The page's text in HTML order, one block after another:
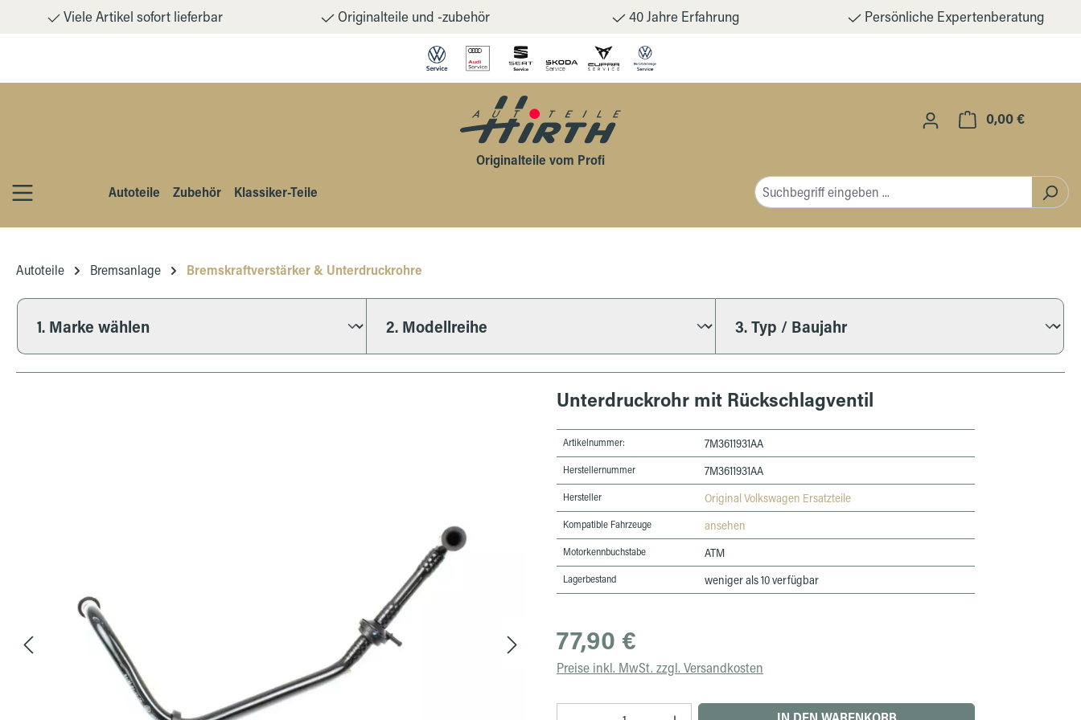
Hauptinhalt springen
Zur Suche springen
Zur Hauptnavigation springen
Viele Artikel sofort lieferbar Originalteile und -zubehör 40 Jahre Erfahrung Persönliche Expertenberatung
0,00 €
Originalteile vom Profi
Autoteile
Zubehör Klassiker-Teile
Autoteile Bremsanlage Bremskraftverstärker & Unterdruckrohre
Unterdruckrohr mit Rückschlagventil
Artikelnummer: 7M3611931AA
Herstellernummer 7M3611931AA
Hersteller Original Volkswagen Ersatzteile
Kompatible Fahrzeuge ansehen
Motorkenn­buchstabe ATM
Lagerbestand weniger als 10 verfügbar
Regulärer Preis:
77,90 €
Preise inkl. MwSt. zzgl. Versandkosten